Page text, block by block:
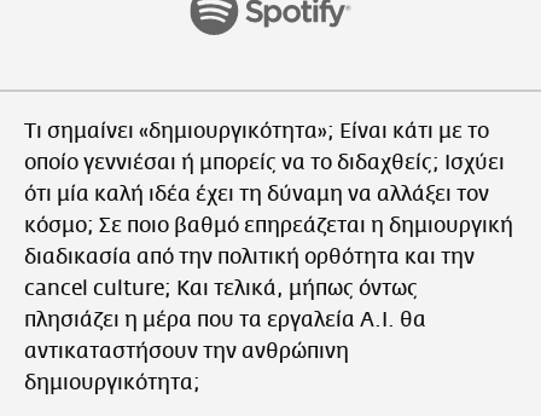
Τι σημαίνει «δημιουργικότητα»; Είναι κάτι με το
οποίο γεννιέσαι ή μπορείς να το διδαχθείς; Ισχύει
ότι μία καλή ιδέα έχει τη δύναμη να αλλάξει τον
κόσμο; Σε ποιο βαθμό επηρεάζεται η δημιουργική
διαδικασία από την πολιτική ορθότητα και την
cancel culture; Και τελικά, μήπως όντως
πλησιάζει η μέρα που τα εργαλεία A.I. θα
αντικαταστήσουν την ανθρώπινη
δημιουργικότητα;